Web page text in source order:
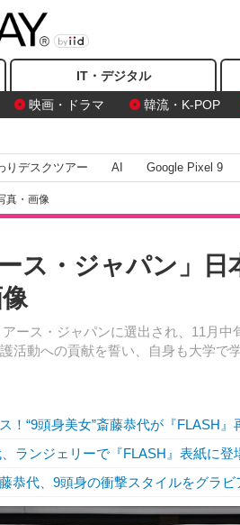
IT・デジタル
映画・ドラマ
韓流・K-POP
りデスクツアー AI Google Pixel 9
真・画像
ス・ジャパン」
ース・ジャパンに選出され、11月
活動への貢献を誓い、自身も大学で
！“9頭身美女”斎藤恭代が『FLASH』
ランジェリーで『FLASH』表紙に登
恭代、9頭身の衝撃スタイルをグラビ